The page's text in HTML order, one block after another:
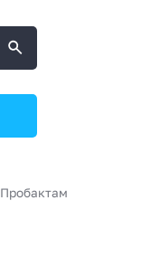
Пробактам